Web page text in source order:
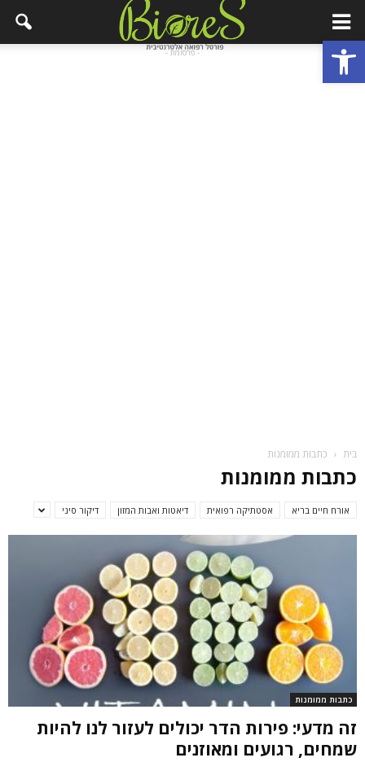
פתח סרגל נגישות - פרסומת -
בית כתבות ממומנות
כתבות ממומנות
אורח חיים בריא אסטתיקה רפואית דיאטות ואבות המזון דיקור סיני
כתבות ממומנות
זה מדעי: פירות הדר יכולים לעזור לנו להיות
שמחים, רגועים ומאוזנים